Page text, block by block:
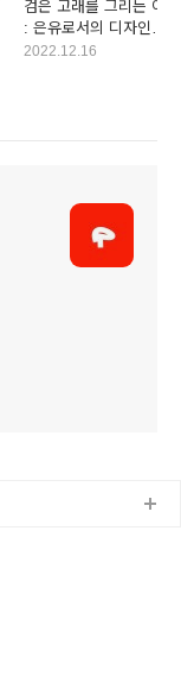
검은 고래를 그리는 아이
: 은유로서의 디자인
업무
2022.12.16